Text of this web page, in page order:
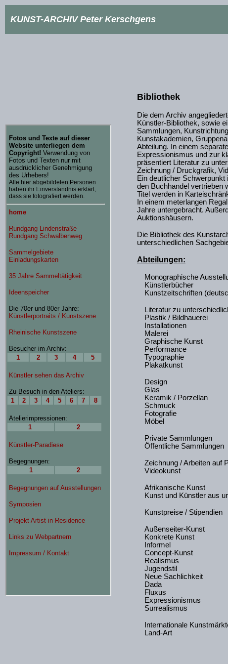
KUNST-ARCHIV Peter Kerschgens
Bibliothek
Die dem Archiv
Künstler-Bibliothek, sowie
Sammlungen,
Kunstakademien,
Abteilung. In einem
Expressionismus und zur
präsentiert Literatur zu
Zeichnung / Druckgrafik,
Ein deutlicher Schwerpunkt
den Buchhandel vertrieben
Titel werden in
In einem meterlangen
Jahre untergebracht.
Auktionshäusern.
Die Bibliothek des
unterschiedlichen
Abteilungen:
Monographische
Künstlerbücher
Kunstzeitschriften
Literatur zu
Plastik / Bildhauerei
Installationen
Malerei
Graphische Kunst
Performance
Typographie
Plakatkunst
Design
Glas
Keramik / Porzellan
Schmuck
Fotografie
Möbel
Private Sammlungen
Öffentliche Sammlungen
Zeichnung / Arbeiten auf
Videokunst
Afrikanische Kunst
Kunst und Künstler aus
Kunstpreise / Stipendien
Außenseiter-Kunst
Konkrete Kunst
Informel
Concept-Kunst
Realismus
Jugendstil
Neue Sachlichkeit
Dada
Fluxus
Expressionismus
Surrealismus
Internationale
Land-Art